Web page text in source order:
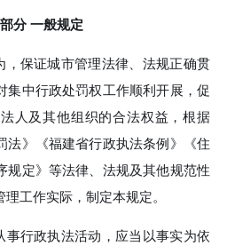
分 一般规定
，保证城市管理法律、法规正确贯
集中行政处罚权工作顺利开展，促
人及其他组织的合法权益，根据
法》《福建省行政执法条例》《住
规定》等法律、法规及其他规范性
工作实际，制定本规定。
事行政执法活动，应当以事实为依